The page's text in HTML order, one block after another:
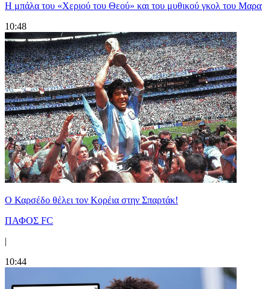
Η μπάλα του «Χεριού του Θεού» και του μυθικού γκολ του
10:48
Ο Καρσέδο θέλει τον Κορέια στην Σπαρτάκ!
ΠΑΦΟΣ FC
|
10:44